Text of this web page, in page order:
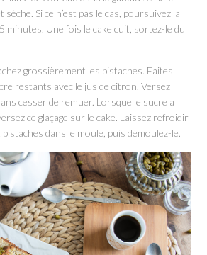
Si ce n’est pas le cas, poursuivez la
minutes. Une fois le cake cuit, sortez-le du
grossièrement les pistaches. Faites
restants avec le jus de citron. Versez
cesser de remuer. Lorsque le sucre a
ce glaçage sur le cake. Laissez refroidir
dans le moule, puis démoulez-le.